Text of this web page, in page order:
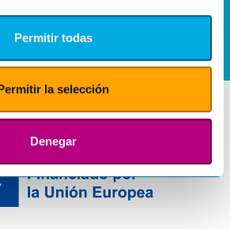
Permitir todas
la selección
Denegar